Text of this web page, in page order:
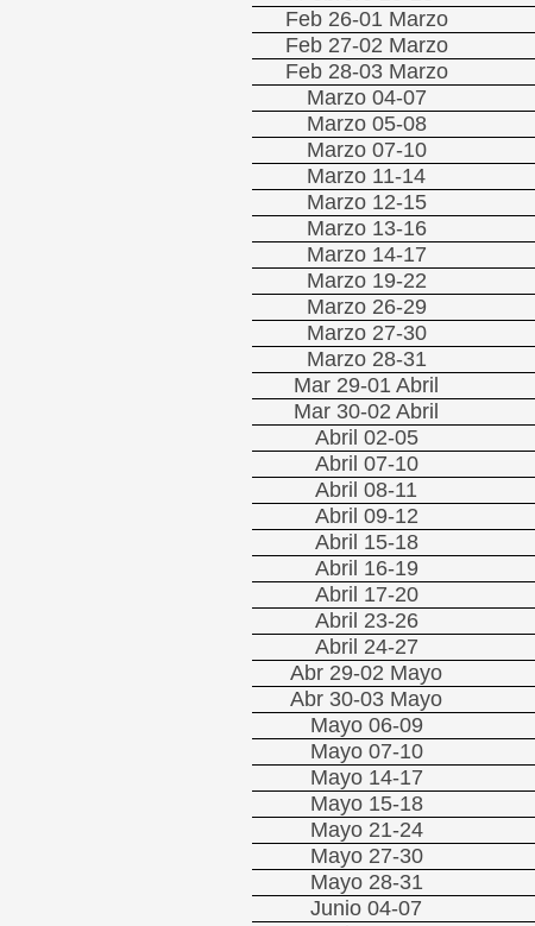
Feb 26-01 Marzo
Feb 27-02 Marzo
Feb 28-03 Marzo
Marzo 04-07
Marzo 05-08
Marzo 07-10
Marzo 11-14
Marzo 12-15
Marzo 13-16
Marzo 14-17
Marzo 19-22
Marzo 26-29
Marzo 27-30
Marzo 28-31
Mar 29-01 Abril
Mar 30-02 Abril
Abril 02-05
Abril 07-10
Abril 08-11
Abril 09-12
Abril 15-18
Abril 16-19
Abril 17-20
Abril 23-26
Abril 24-27
Abr 29-02 Mayo
Abr 30-03 Mayo
Mayo 06-09
Mayo 07-10
Mayo 14-17
Mayo 15-18
Mayo 21-24
Mayo 27-30
Mayo 28-31
Junio 04-07